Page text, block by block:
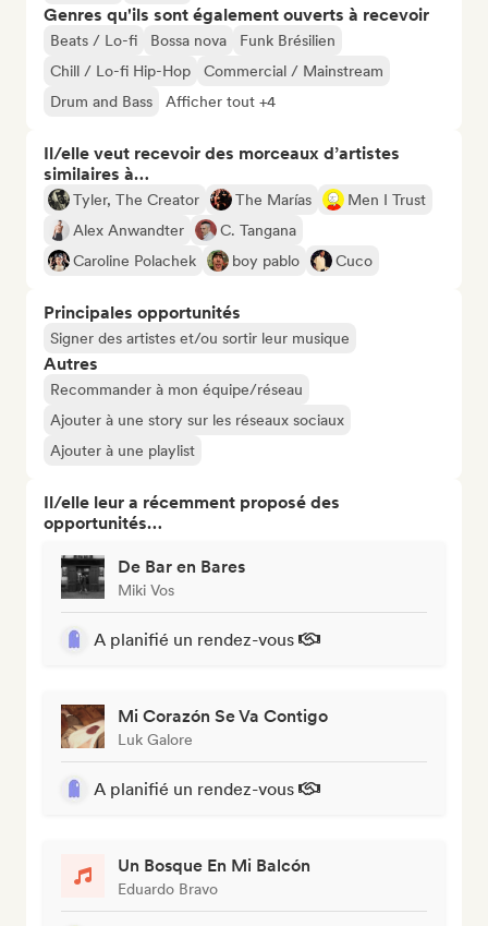
Genres qu'ils sont également ouverts à recevoir
Beats / Lo-fi Bossa nova
Funk Brésilien
Chill / Lo-fi Hip-Hop
Commercial / Mainstream
Drum and Bass
Afficher tout +4
Il/elle veut recevoir des morceaux d’artistes
similaires à…
Tyler, The Creator The Marías
Men I Trust
Alex Anwandter
C. Tangana
Caroline Polachek
boy pablo Cuco
Principales opportunités
Signer des artistes et/ou sortir leur musique
Autres
Recommander à mon équipe/réseau
Ajouter à une story sur les réseaux sociaux
Ajouter à une playlist
Il/elle leur a récemment proposé des
opportunités…
De Bar en Bares
Miki Vos
A planifié un rendez-vous
Mi Corazón Se Va Contigo
Luk Galore
A planifié un rendez-vous
Un Bosque En Mi Balcón
Eduardo Bravo